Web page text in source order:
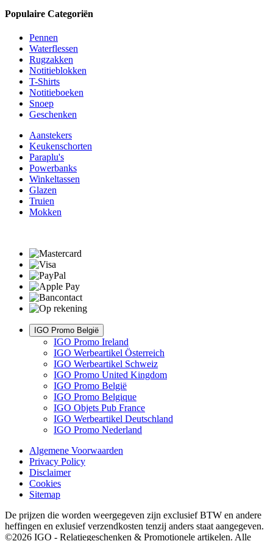
Populaire Categoriën
Pennen
Waterflessen
Rugzakken
Notitieblokken
T-Shirts
Notitieboeken
Snoep
Geschenken
Aanstekers
Keukenschorten
Paraplu's
Powerbanks
Winkeltassen
Glazen
Truien
Mokken
IGO Promo België
IGO Promo Ireland
IGO Werbeartikel Österreich
IGO Werbeartikel Schweiz
IGO Promo United Kingdom
IGO Promo België
IGO Promo Belgique
IGO Objets Pub France
IGO Werbeartikel Deutschland
IGO Promo Nederland
Algemene Voorwaarden
Privacy Policy
Disclaimer
Cookies
Sitemap
De prijzen die worden weergegeven zijn exclusief BTW en andere
heffingen en exlusief verzendkosten tenzij anders staat aangegeven.
©2026 IGO - Relatiegeschenken & Promotionele artikelen. Alle